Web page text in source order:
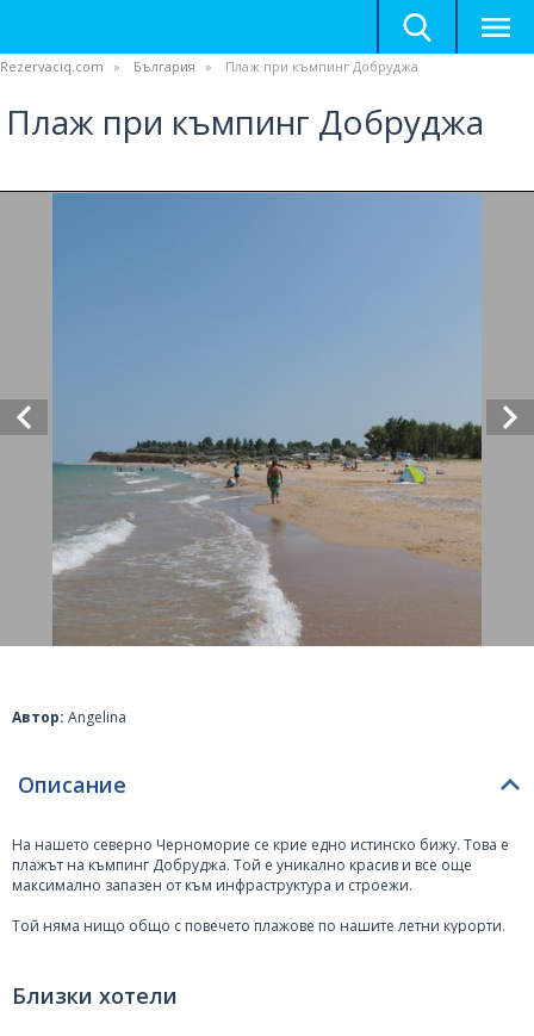
Rezervaciq.com България Плаж при къмпинг Добруджа
Плаж при къмпинг Добруджа
Автор: Angelina
Описание
На нашето северно Черноморие се крие едно истинско бижу. Това е
плажът на къмпинг Добруджа. Той е уникално красив и все още
максимално запазен от към инфраструктура и строежи.
Той няма нищо общо с повечето плажове по нашите летни курорти.
във водата.
Близки хотели